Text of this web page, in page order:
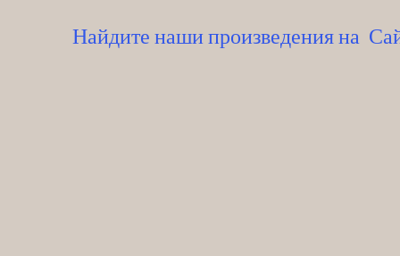
Найдите наши произведения на